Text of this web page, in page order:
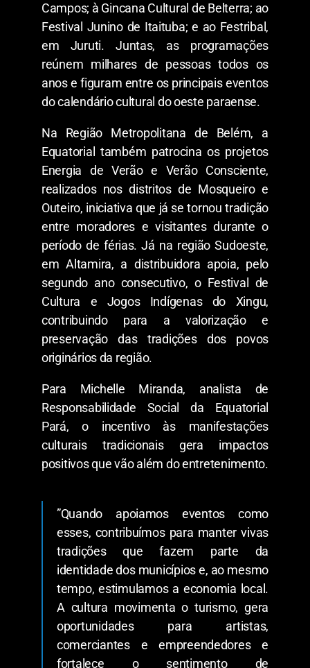
Campos; à Gincana Cultural de Belterra; ao
Festival Junino de Itaituba; e ao Festribal,
em Juruti. Juntas, as programações
reúnem milhares de pessoas todos os
anos e figuram entre os principais eventos
do calendário cultural do oeste paraense.
​Na Região Metropolitana de Belém, a
Equatorial também patrocina os projetos
Energia de Verão e Verão Consciente,
realizados nos distritos de Mosqueiro e
Outeiro, iniciativa que já se tornou tradição
entre moradores e visitantes durante o
período de férias. Já na região Sudoeste,
em Altamira, a distribuidora apoia, pelo
segundo ano consecutivo, o Festival de
Cultura e Jogos Indígenas do Xingu,
contribuindo para a valorização e
preservação das tradições dos povos
originários da região.
​Para Michelle Miranda, analista de
Responsabilidade Social da Equatorial
Pará, o incentivo às manifestações
culturais tradicionais gera impactos
positivos que vão além do entretenimento.
​”Quando apoiamos eventos como
esses, contribuímos para manter vivas
tradições que fazem parte da
identidade dos municípios e, ao mesmo
tempo, estimulamos a economia local.
A cultura movimenta o turismo, gera
oportunidades para artistas,
comerciantes e empreendedores e
fortalece o sentimento de